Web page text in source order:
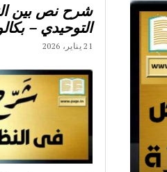
شرح نص بين
التوحيدي –
21 يناير، 2026